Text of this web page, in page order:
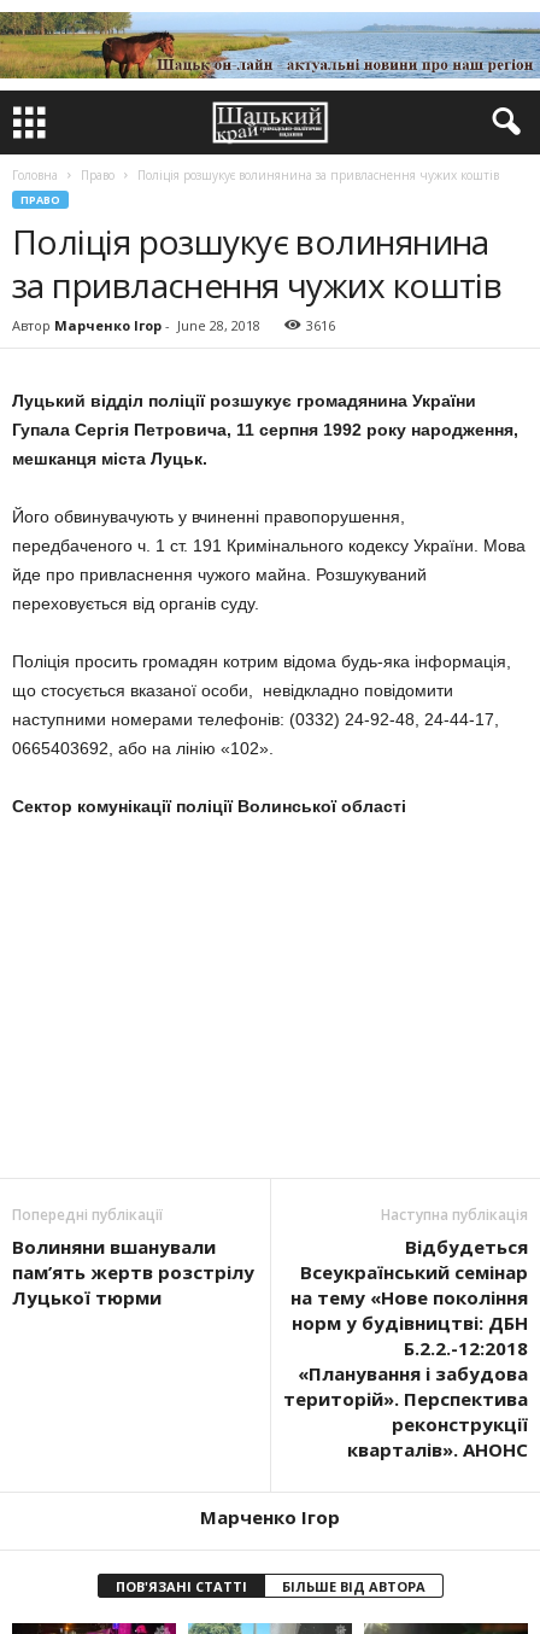
Головна Право Поліція розшукує волинянина за привласнення чужих коштів
ПРАВО
Поліція розшукує волинянина
за привласнення чужих коштів
Автор Марченко Ігор - June 28, 2018 3616
Луцький відділ поліції розшукує громадянина України
Гупала Сергія Петровича, 11 серпня 1992 року народження,
мешканця міста Луцьк.
Його обвинувачують у вчиненні правопорушення,
передбаченого ч. 1 ст. 191 Кримінального кодексу України. Мова
йде про привласнення чужого майна. Розшукуваний
переховується від органів суду.
Поліція просить громадян котрим відома будь-яка інформація,
що стосується вказаної особи, невідкладно повідомити
наступними номерами телефонів: (0332) 24-92-48, 24-44-17,
0665403692, або на лінію «102».
Сектор комунікації поліції Волинської області
Попередні публікації
Волиняни вшанували
пам’ять жертв розстрілу
Луцької тюрми
Наступна публікація
Відбудеться
Всеукраїнський семінар
на тему «Нове покоління
норм у будівництві: ДБН
Б.2.2.-12:2018
«Планування і забудова
територій». Перспектива
реконструкції
кварталів». АНОНС
Марченко Ігор
ПОВ'ЯЗАНІ СТАТТІ БІЛЬШЕ ВІД АВТОРА